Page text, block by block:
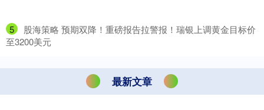
5
​股海策略 预期双降！重磅报告拉警报！瑞银上调黄金目标价
至3200美元
最新文章